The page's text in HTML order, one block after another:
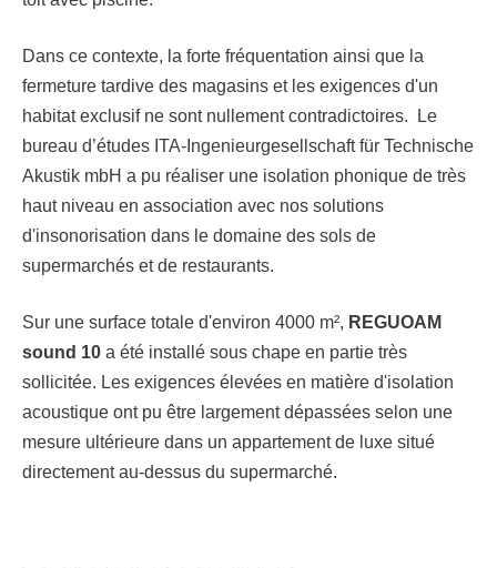
Dans ce contexte, la forte fréquentation ainsi que la
fermeture tardive des magasins et les exigences d'un
habitat exclusif ne sont nullement contradictoires. Le
bureau d’études ITA-Ingenieurgesellschaft für Technische
Akustik mbH a pu réaliser une isolation phonique de très
haut niveau en association avec nos solutions
d'insonorisation dans le domaine des sols de
supermarchés et de restaurants.
Sur une surface totale d'environ 4000 m², REGUOAM
sound 10 a été installé sous chape en partie très
sollicitée. Les exigences élevées en matière d'isolation
acoustique ont pu être largement dépassées selon une
mesure ultérieure dans un appartement de luxe situé
directement au-dessus du supermarché.